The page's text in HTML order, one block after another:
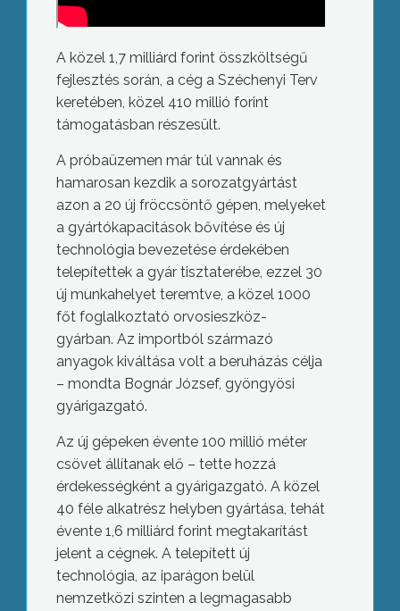
A közel 1,7 milliárd forint összköltségű
fejlesztés során, a cég a Széchenyi Terv
keretében, közel 410 millió forint
támogatásban részesült.
A próbaüzemen már túl vannak és
hamarosan kezdik a sorozatgyártást
azon a 20 új fröccsöntő gépen, melyeket
a gyártókapacitások bővítése és új
technológia bevezetése érdekében
telepítettek a gyár tisztaterébe, ezzel 30
új munkahelyet teremtve, a közel 1000
főt foglalkoztató orvosieszköz-
gyárban. Az importból származó
anyagok kiváltása volt a beruházás célja
– mondta Bognár József, gyöngyösi
gyárigazgató.
Az új gépeken évente 100 millió méter
csövet állítanak elő – tette hozzá
érdekességként a gyárigazgató. A közel
40 féle alkatrész helyben gyártása, tehát
évente 1,6 milliárd forint megtakarítást
jelent a cégnek. A telepített új
technológia, az iparágon belül
nemzetközi szinten a legmagasabb